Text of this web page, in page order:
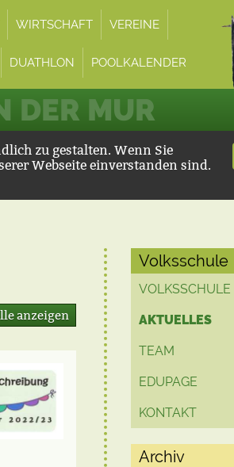
WIRTSCHAFT VEREINE
DUATHLON POOLKALENDER
DER MUR
zu gestalten. Wenn Sie
Webseite einverstanden sind.
anzeigen
Volksschule
VOLKSSCHULE
AKTUELLES
TEAM
EDUPAGE
KONTAKT
Archiv